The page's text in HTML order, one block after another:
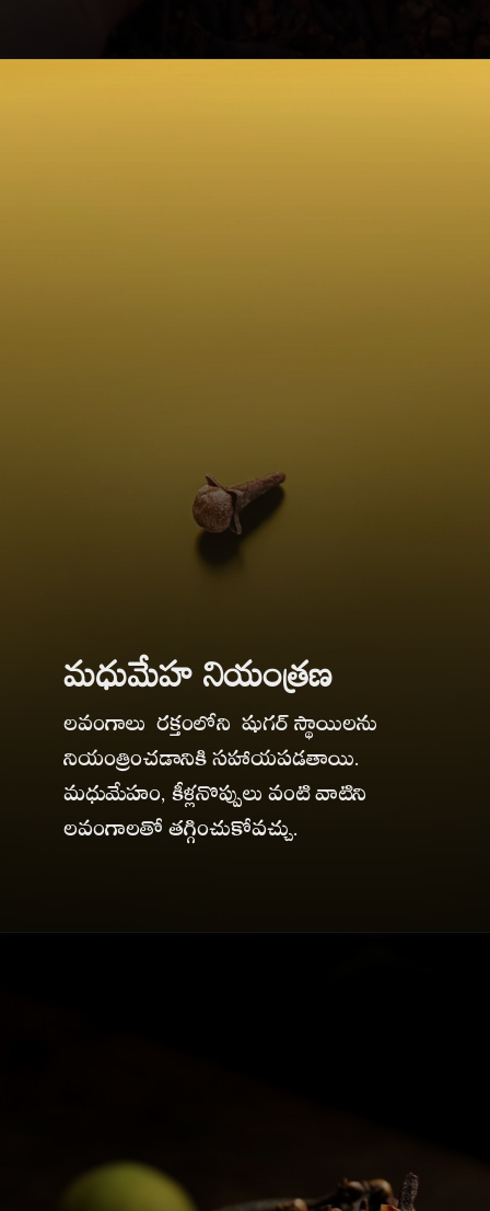
మధుమేహ నియంత్రణ
లవంగాలు రక్తంలోని షుగర్ స్థాయిలను
నియంత్రించడానికి సహాయపడతాయి.
మధుమేహం, కీళ్లనొప్పులు వంటి వాటిని
లవంగాలతో తగ్గించుకోవచ్చు.